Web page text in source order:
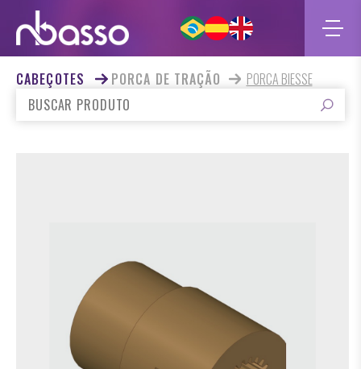
CABEÇOTES PORCA DE TRAÇÃO PORCA BIESSE